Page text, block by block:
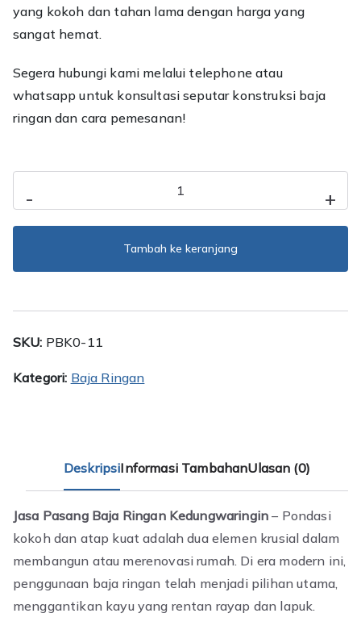
yang kokoh dan tahan lama dengan harga yang
sangat hemat.
Segera hubungi kami melalui telephone atau
whatsapp untuk konsultasi seputar konstruksi baja
ringan dan cara pemesanan!
-
Jasa
Pasang
Ringan
+
Tambah ke keranjang
SKU: PBK0-11
Kategori: Baja Ringan
DeskripsiInformasi TambahanUlasan (0)
Jasa Pasang Baja Ringan Kedungwaringin – Pondasi
kokoh dan atap kuat adalah dua elemen krusial dalam
membangun atau merenovasi rumah. Di era modern ini,
penggunaan baja ringan telah menjadi pilihan utama,
menggantikan kayu yang rentan rayap dan lapuk.